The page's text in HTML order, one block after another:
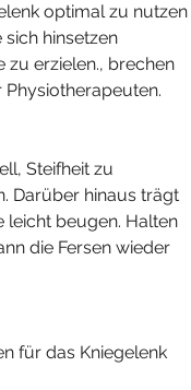
optimal zu nutzen
hinsetzen
zu erzielen., brechen
Steifheit zu
Darüber hinaus trägt
leicht beugen. Halten
die Fersen wieder
für das Kniegelenk